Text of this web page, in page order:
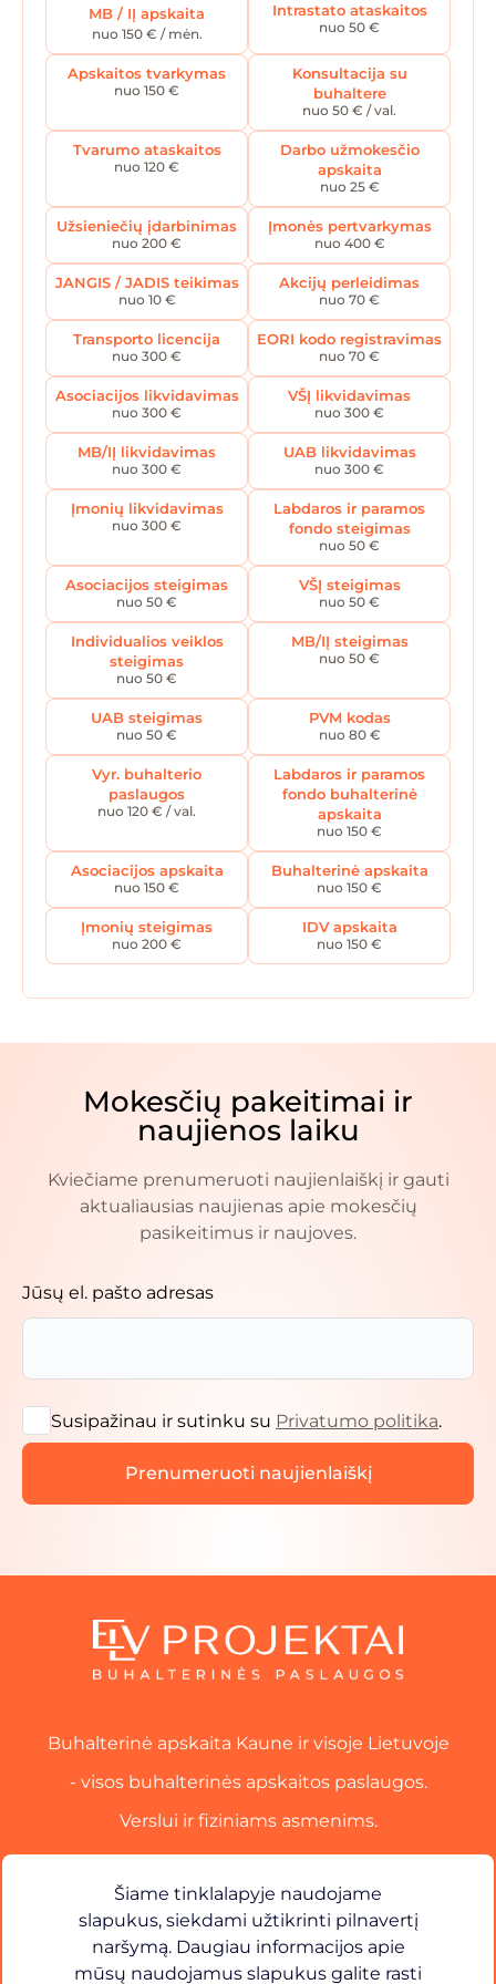
MB / IĮ apskaita
nuo 150 € / mėn.
Intrastato ataskaitos
nuo 50 €
Apskaitos tvarkymas
nuo 150 €
Konsultacija su
buhaltere
nuo 50 € / val.
Tvarumo ataskaitos
nuo 120 €
Darbo užmokesčio
apskaita
nuo 25 €
Užsieniečių įdarbinimas
nuo 200 €
Įmonės pertvarkymas
nuo 400 €
JANGIS / JADIS teikimas
nuo 10 €
Akcijų perleidimas
nuo 70 €
Transporto licencija
nuo 300 €
EORI kodo registravimas
nuo 70 €
Asociacijos likvidavimas
nuo 300 €
VŠĮ likvidavimas
nuo 300 €
MB/IĮ likvidavimas
nuo 300 €
UAB likvidavimas
nuo 300 €
Įmonių likvidavimas
nuo 300 €
Labdaros ir paramos
fondo steigimas
nuo 50 €
Asociacijos steigimas
nuo 50 €
VŠĮ steigimas
nuo 50 €
Individualios veiklos
steigimas
nuo 50 €
MB/IĮ steigimas
nuo 50 €
UAB steigimas
nuo 50 €
PVM kodas
nuo 80 €
Vyr. buhalterio
paslaugos
nuo 120 € / val.
Labdaros ir paramos
fondo buhalterinė
apskaita
nuo 150 €
Asociacijos apskaita
nuo 150 €
Buhalterinė apskaita
nuo 150 €
Įmonių steigimas
nuo 200 €
IDV apskaita
nuo 150 €
Mokesčių pakeitimai ir
naujienos laiku
Kviečiame prenumeruoti naujienlaiškį ir gauti
aktualiausias naujienas apie mokesčių
pasikeitimus ir naujoves.
Jūsų el. pašto adresas
Susipažinau ir sutinku su Privatumo politika.
Buhalterinė apskaita Kaune ir visoje Lietuvoje
- visos buhalterinės apskaitos paslaugos.
Verslui ir fiziniams asmenims.
Paslaugos
Kontaktai​
Šiame tinklalapyje naudojame
slapukus, siekdami užtikrinti pilnavertį
naršymą. Daugiau informacijos apie
mūsų naudojamus slapukus galite rasti